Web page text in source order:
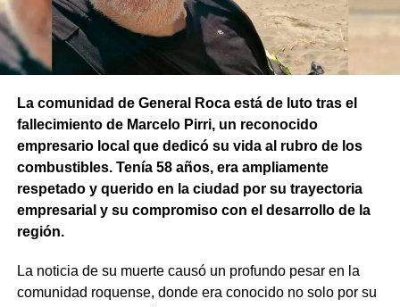
La comunidad de General Roca está de luto tras el
fallecimiento de Marcelo Pirri, un reconocido
empresario local que dedicó su vida al rubro de los
combustibles. Tenía 58 años, era ampliamente
respetado y querido en la ciudad por su trayectoria
empresarial y su compromiso con el desarrollo de la
región.
La noticia de su muerte causó un profundo pesar en la
comunidad roquense, donde era conocido no solo por su